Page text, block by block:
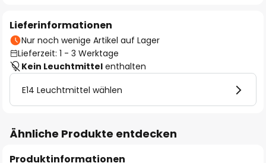
Lieferinformationen
Nur noch wenige Artikel auf Lager
Lieferzeit: 1 - 3 Werktage
Kein Leuchtmittel enthalten
E14 Leuchtmittel wählen
Ähnliche Produkte entdecken
Produktinformationen